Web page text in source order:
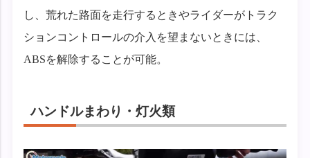
し、荒れた路面を走行するときやライダーがトラク
ションコントロールの介入を望まないときには、
ABSを解除することが可能。
ハンドルまわり・灯火類